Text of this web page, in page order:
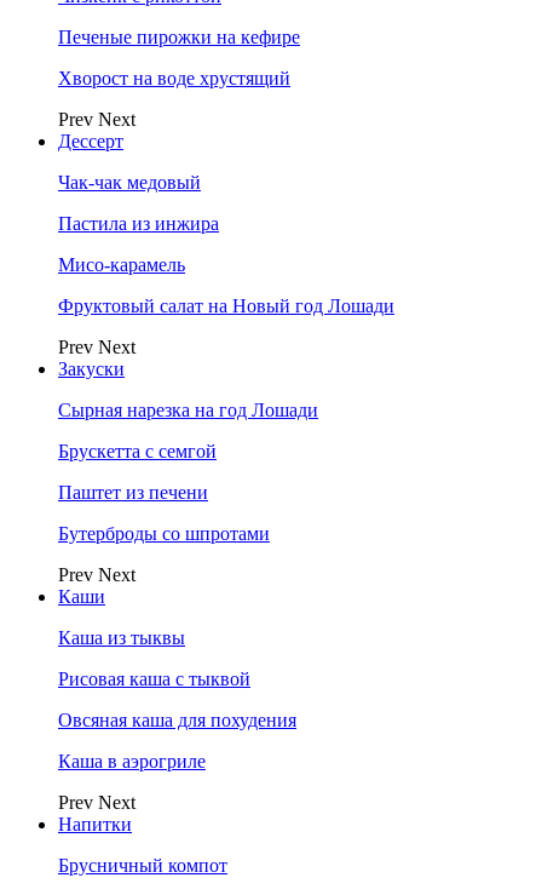
Печеные пирожки на кефире
Хворост на воде хрустящий
Prev Next
Дессерт
Чак-чак медовый
Пастила из инжира
Мисо-карамель
Фруктовый салат на Новый год Лошади
Prev Next
Закуски
Сырная нарезка на год Лошади
Брускетта с семгой
Паштет из печени
Бутерброды со шпротами
Prev Next
Каши
Каша из тыквы
Рисовая каша с тыквой
Овсяная каша для похудения
Каша в аэрогриле
Prev Next
Напитки
Брусничный компот